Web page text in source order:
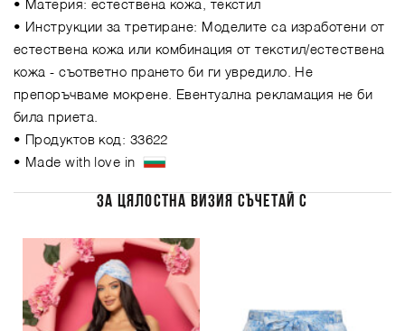
• Материя: естествена кожа, текстил
• Инструкции за третиране: Моделите са изработени от
естествена кожа или комбинация от текстил/естествена
кожа - съответно прането би ги увредило. Не
препоръчваме мокрене. Евентуална рекламация не би
била приета.
• Продуктов код: 33622
• Made with love in
ЗА ЦЯЛОСТНА ВИЗИЯ СЪЧЕТАЙ С